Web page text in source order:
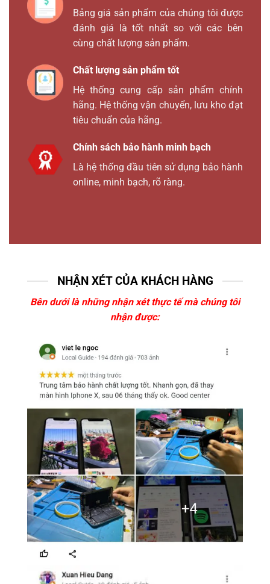
Bảng giá sản phẩm của chúng tôi được
đánh giá là tốt nhất so với các bên
cùng chất lượng sản phẩm.
Chất lượng sản phẩm tốt
Hệ thống cung cấp sản phẩm chính
hãng. Hệ thống vận chuyển, lưu kho đạt
tiêu chuẩn của hãng.
Chính sách bảo hành minh bạch
Là hệ thống đầu tiên sử dụng bảo hành
online, minh bạch, rõ ràng.
NHẬN XÉT CỦA KHÁCH HÀNG
Bên dưới là những nhận xét thực tế mà chúng tôi
nhận được: